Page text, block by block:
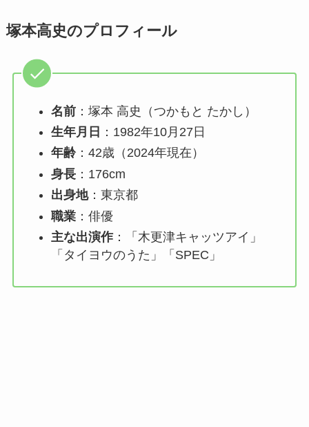
塚本高史のプロフィール
名前：塚本 高史（つかもと たかし）
生年月日 ：1982年10月27日
年齢：42歳（2024年現在）
身長：176cm
出身地：東京都
職業：俳優
主な出演作：「木更津キャッツアイ」
「タイヨウのうた」「SPEC」